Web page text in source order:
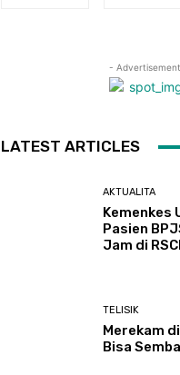
-
LATEST ARTICLES
AKTUALITA
Kemenkes
Pasien
Jam di
TELISIK
Merekam
Bisa